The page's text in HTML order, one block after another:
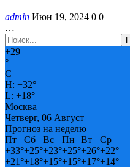
admin Июн 19, 2024 0 0
…
+29
°
C
H: +32°
L: +18°
Москва
Четверг, 06 Август
Прогноз на неделю
Пт
Сб Вс Пн Вт
Ср
+33°+25°+23°+25°+26°+22°
+21°+18°+15°+15°+17°+14°